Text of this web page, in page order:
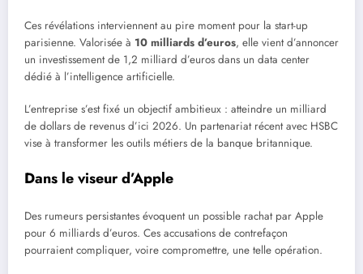
Ces révélations interviennent au pire moment pour la start-up
parisienne. Valorisée à 10 milliards d’euros, elle vient d’annoncer
un investissement de 1,2 milliard d’euros dans un data center
dédié à l’intelligence artificielle.
L’entreprise s’est fixé un objectif ambitieux : atteindre un milliard
de dollars de revenus d’ici 2026. Un partenariat récent avec HSBC
vise à transformer les outils métiers de la banque britannique.
Dans le viseur d’Apple
Des rumeurs persistantes évoquent un possible rachat par Apple
pour 6 milliards d’euros. Ces accusations de contrefaçon
pourraient compliquer, voire compromettre, une telle opération.